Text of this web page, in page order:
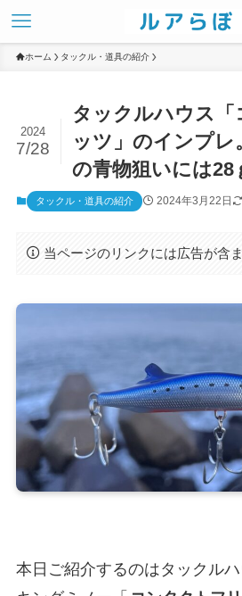
ホーム タックル・道具の紹介
タックルハウス「
ッツ」のインプレ
の青物狙いには28
2024
7/28
タックル・道具の紹介 2024年3月22日
当ページのリンクには広告が含
本日ご紹介するのはタックル